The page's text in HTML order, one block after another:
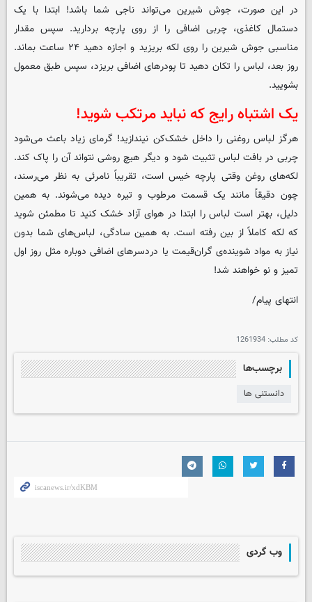
در این صورت، جوش شیرین می‌تواند ناجی شما باشد! ابتدا با یک
دستمال کاغذی، چربی اضافی را از روی پارچه بردارید. سپس مقدار
مناسبی جوش شیرین را روی لکه بریزید و اجازه دهید ۲۴ ساعت بماند.
روز بعد، لباس را تکان دهید تا پودرهای اضافی بریزد، سپس طبق معمول
بشویید.
یک اشتباه رایج که نباید مرتکب شوید!
هرگز لباس روغنی را داخل خشک‌کن نیندازید! گرمای زیاد باعث می‌شود
چربی در بافت لباس تثبیت شود و دیگر هیچ روشی نتواند آن را پاک کند.
لکه‌های روغن وقتی پارچه خیس است، تقریباً نامرئی به نظر می‌رسند،
چون دقیقاً مانند یک قسمت مرطوب و تیره دیده می‌شوند. به همین
دلیل، بهتر است لباس را ابتدا در هوای آزاد خشک کنید تا مطمئن شوید
که لکه کاملاً از بین رفته است. به همین سادگی، لباس‌های شما بدون
نیاز به مواد شوینده‌ی گران‌قیمت یا دردسرهای اضافی دوباره مثل روز اول
تمیز و نو خواهند شد!
انتهای پیام/
کد مطلب: 1261934
برچسب‌ها
دانستنی ها
وب گردی